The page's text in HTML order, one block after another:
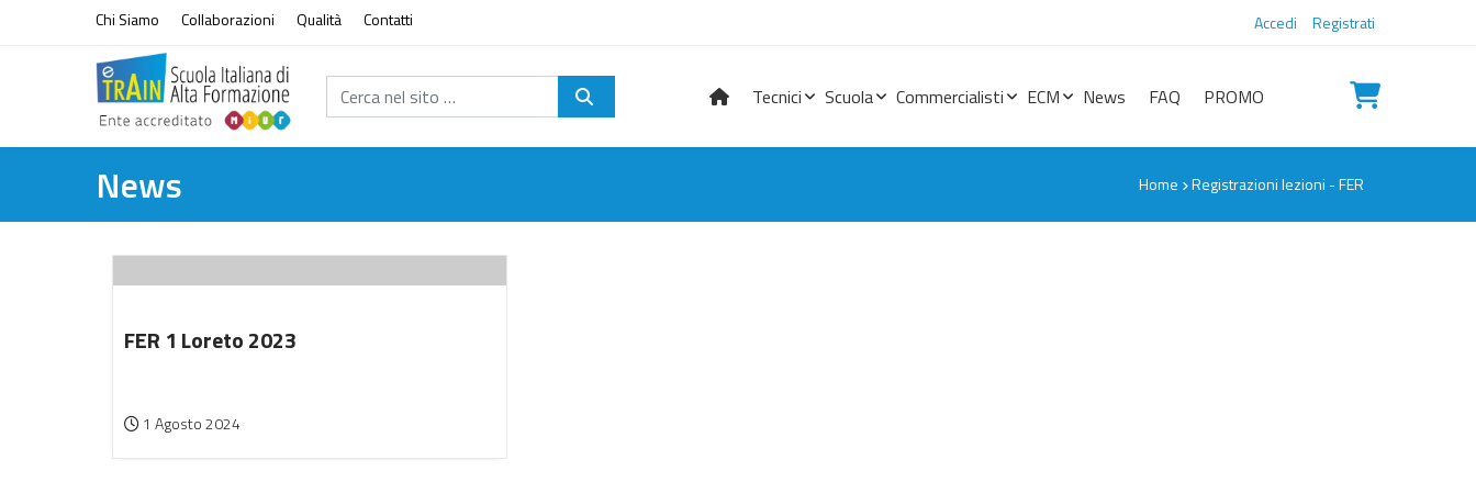
Vai al contenuto
Chi Siamo Collaborazioni Qualità Contatti Accedi Registrati
Cerca nel sito... Tecnici Scuola Commercialisti ECM News FAQ PROMO
News Home Registrazioni lezioni - FER
FER 1 Loreto 2023
1 Agosto 2024